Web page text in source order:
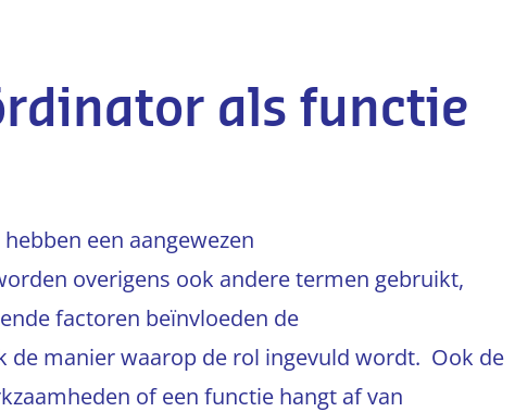
als functie
een aangewezen
overigens ook andere termen gebruikt,
factoren beïnvloeden de
manier waarop de rol ingevuld wordt. Ook de
of een functie hangt af van